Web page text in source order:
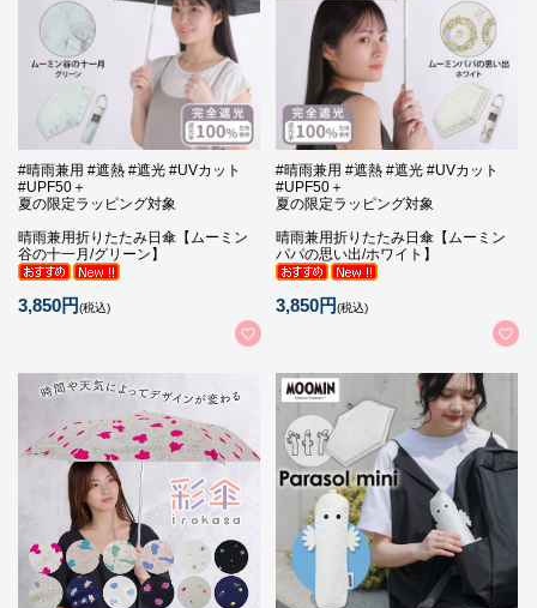
#晴雨兼用 #遮熱 #遮光 #UVカット
#UPF50＋
夏の限定ラッピング対象
晴雨兼用折りたたみ日傘【ムーミン
谷の十一月/グリーン】
3,850円(税込)
#晴雨兼用 #遮熱 #遮光 #UVカット
#UPF50＋
夏の限定ラッピング対象
晴雨兼用折りたたみ日傘【ムーミン
パパの思い出/ホワイト】
3,850円(税込)